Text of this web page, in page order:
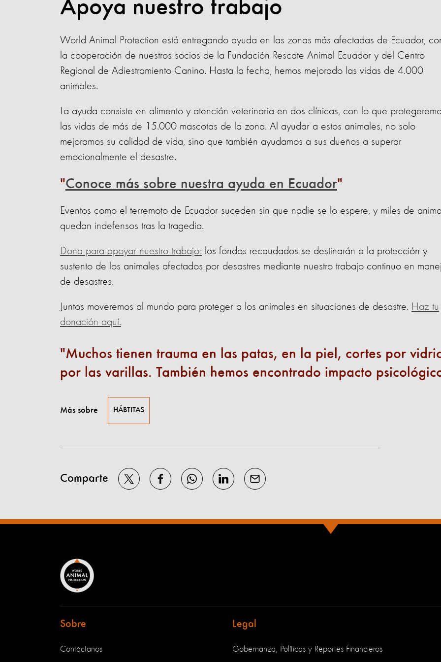
Apoya nuestro trabajo
World Animal Protection está entregando ayuda en las zonas más afectadas de Ecuador,
la cooperación de nuestros socios de la Fundación Rescate Animal Ecuador y del Centro
Regional de Adiestramiento Canino. Hasta la fecha, hemos mejorado las vidas de 4.000
animales.
La ayuda consiste en alimento y atención veterinaria en dos clínicas, con lo que
las vidas de más de 15.000 mascotas de la zona. Al ayudar a estos animales, no solo
mejoramos su calidad de vida, sino que también ayudamos a sus dueños a superar
emocionalmente el desastre.
Conoce más sobre nuestra ayuda en Ecuador
Eventos como el terremoto de Ecuador suceden sin que nadie se lo espere, y miles de
quedan indefensos tras la tragedia.
Dona para apoyar nuestro trabajo: los fondos recaudados se destinarán a la protección y
sustento de los animales afectados por desastres mediante nuestro trabajo continuo en
de desastres.
Juntos moveremos al mundo para proteger a los animales en situaciones de desastre. Haz tu
donación aquí.
Muchos tienen trauma en las patas, en la piel, cortes por
por las varillas. También hemos encontrado impacto
Más sobre HÁBTITAS
Comparte
Sobre
Contáctanos
Legal
Gobernanza, Políticas y Reportes Financieros